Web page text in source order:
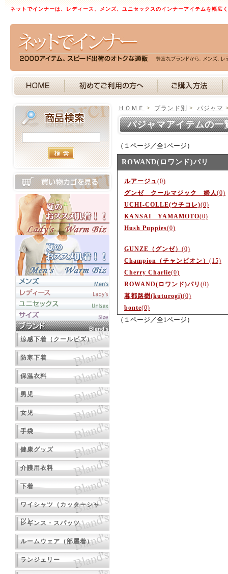
ネットでインナーは、レディース、メンズ、ユニセックスのインナーアイテムを幅広
涼感下着（クールビズ）
防寒下着
保温衣料
男児
女児
手袋
健康グッズ
介護用衣料
下着
ワイシャツ（カッターシャ
ツ）
レギンス・スパッツ
ルームウェア（部屋着）
ランジェリー
ＨＯＭＥ > ブランド別 > パジャマ
パジャマアイテムの
（１ページ／全1ページ）
ROWAND(ロワンド)パリ
ルアージュ (0)
グンゼ クールマジック 婦人 (0)
UCHI-COLLE(ウチコレ)(0)
KANSAI YAMAMOTO(0)
Hush Puppies(0)
GUNZE（グンゼ） (0)
Champion（チャンピオン） (15)
Cherry Charlie(0)
ROWAND(ロワンド)パリ (0)
暮都路樹(kuturogi)(0)
bonte(0)
（１ページ／全1ページ）